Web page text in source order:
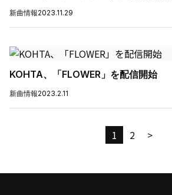
新曲情報2023.11.29
KOHTA、「FLOWER」を配信開始
新曲情報2023.2.11
1 2 >